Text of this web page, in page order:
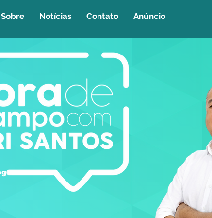
Sobre Notícias Contato Anúncio